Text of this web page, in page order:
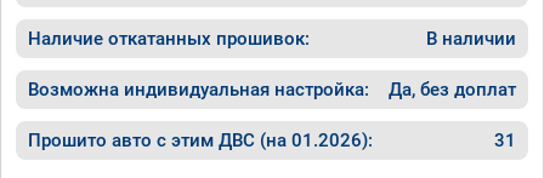
Наличие откатанных прошивок: В наличии
Возможна индивидуальная настройка: Да, без доплат
Прошито авто с этим ДВС (на 01.2026): 31